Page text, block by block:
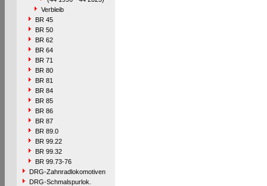
Verbleib
BR 45
BR 50
BR 62
BR 64
BR 71
BR 80
BR 81
BR 84
BR 85
BR 86
BR 87
BR 89.0
BR 99.22
BR 99.32
BR 99.73-76
DRG-Zahnradlokomotiven
DRG-Schmalspurlok.